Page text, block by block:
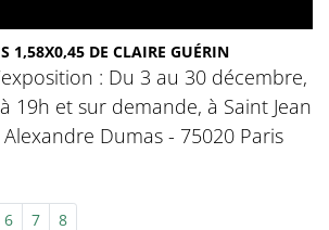
1,58X0,45 DE CLAIRE GUÉRIN
: Du 3 au 30 décembre,
19h et sur demande, à Saint Jean
Dumas - 75020 Paris
6 7 8